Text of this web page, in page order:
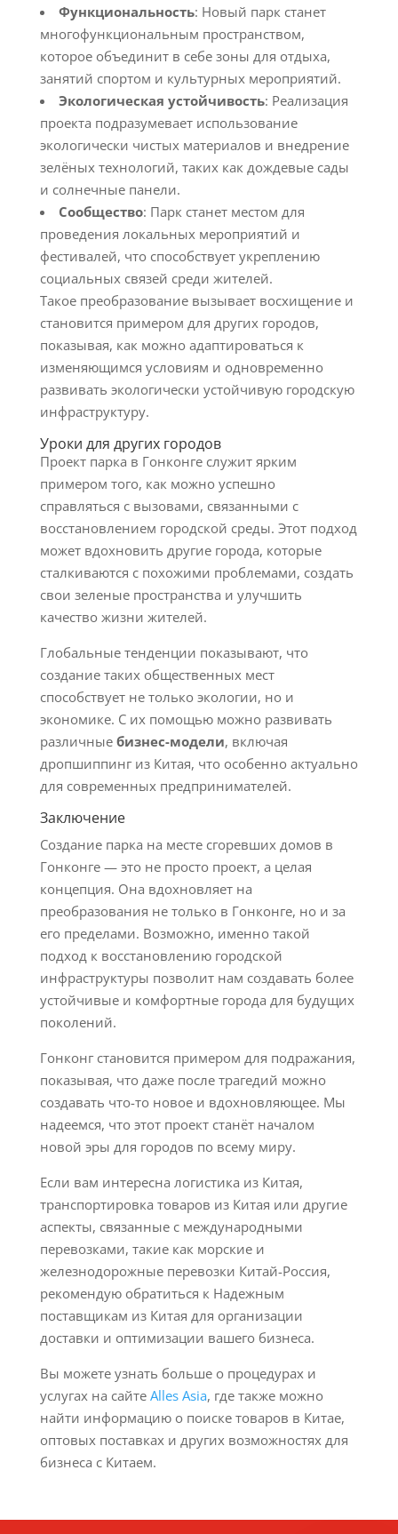
Функциональность: Новый парк станет
многофункциональным пространством,
которое объединит в себе зоны для отдыха,
занятий спортом и культурных мероприятий.
Экологическая устойчивость: Реализация
проекта подразумевает использование
экологически чистых материалов и внедрение
зелёных технологий, таких как дождевые сады
и солнечные панели.
Сообщество: Парк станет местом для
проведения локальных мероприятий и
фестивалей, что способствует укреплению
социальных связей среди жителей.
Такое преобразование вызывает восхищение и
становится примером для других городов,
показывая, как можно адаптироваться к
изменяющимся условиям и одновременно
развивать экологически устойчивую городскую
инфраструктуру.
Уроки для других городов
Проект парка в Гонконге служит ярким
примером того, как можно успешно
справляться с вызовами, связанными с
восстановлением городской среды. Этот подход
может вдохновить другие города, которые
сталкиваются с похожими проблемами, создать
свои зеленые пространства и улучшить
качество жизни жителей.
Глобальные тенденции показывают, что
создание таких общественных мест
способствует не только экологии, но и
экономике. С их помощью можно развивать
различные бизнес-модели, включая
дропшиппинг из Китая, что особенно актуально
для современных предпринимателей.
Заключение
Создание парка на месте сгоревших домов в
Гонконге — это не просто проект, а целая
концепция. Она вдохновляет на
преобразования не только в Гонконге, но и за
его пределами. Возможно, именно такой
подход к восстановлению городской
инфраструктуры позволит нам создавать более
устойчивые и комфортные города для будущих
поколений.
Гонконг становится примером для подражания,
показывая, что даже после трагедий можно
создавать что-то новое и вдохновляющее. Мы
надеемся, что этот проект станёт началом
новой эры для городов по всему миру.
Если вам интересна логистика из Китая,
транспортировка товаров из Китая или другие
аспекты, связанные с международными
перевозками, такие как морские и
железнодорожные перевозки Китай-Россия,
рекомендую обратиться к Надежным
поставщикам из Китая для организации
доставки и оптимизации вашего бизнеса.
Вы можете узнать больше о процедурах и
услугах на сайте Alles Asia, где также можно
найти информацию о поиске товаров в Китае,
оптовых поставках и других возможностях для
бизнеса с Китаем.